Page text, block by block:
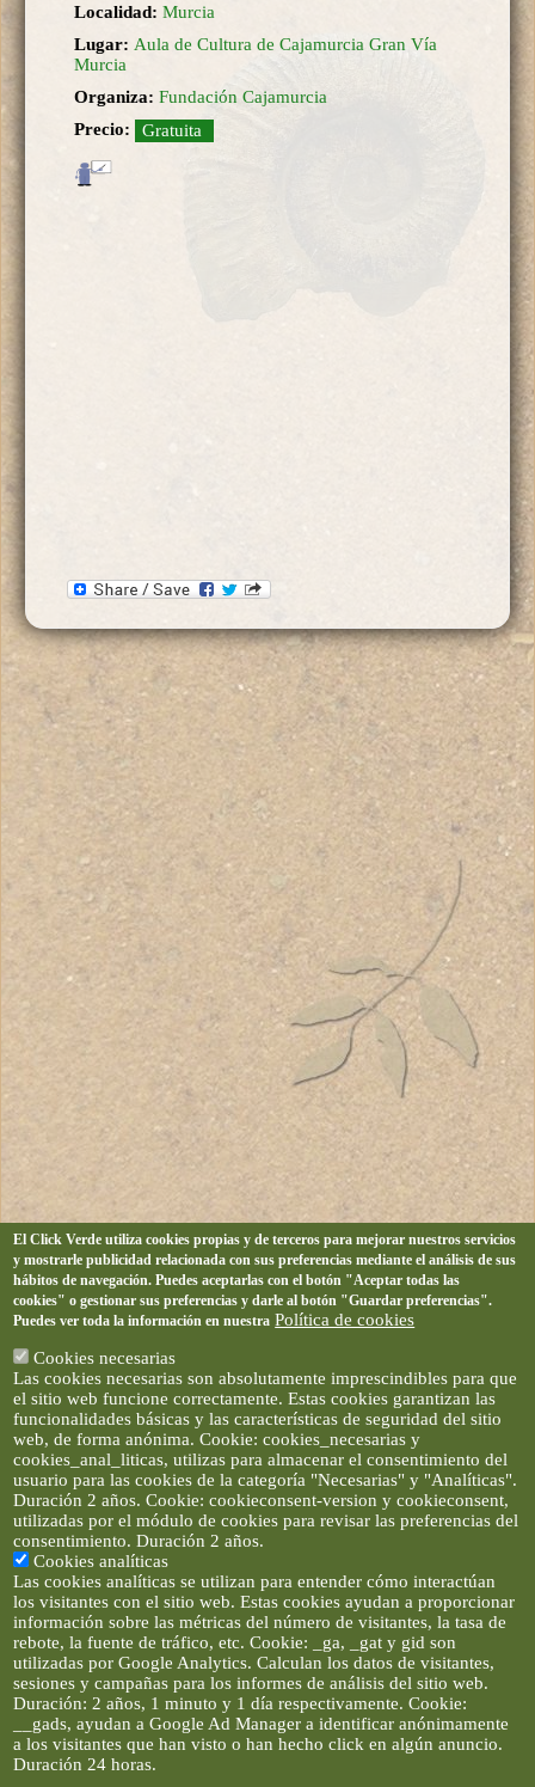
Localidad: Murcia
Lugar: Aula de Cultura de Cajamurcia Gran Vía
Murcia
Organiza: Fundación Cajamurcia
Precio:
Gratuita
El Click Verde utiliza cookies propias y de terceros para mejorar nuestros servicios
y mostrarle publicidad relacionada con sus preferencias mediante el análisis de sus
hábitos de navegación. Puedes aceptarlas con el botón "Aceptar todas las
cookies" o gestionar sus preferencias y darle al botón "Guardar preferencias".
Puedes ver toda la información en nuestra Política de cookies
Cookies necesarias
Las cookies necesarias son absolutamente imprescindibles para que
el sitio web funcione correctamente. Estas cookies garantizan las
funcionalidades básicas y las características de seguridad del sitio
web, de forma anónima. Cookie: cookies_necesarias y
cookies_anal_liticas, utilizas para almacenar el consentimiento del
usuario para las cookies de la categoría "Necesarias" y "Analíticas".
Duración 2 años. Cookie: cookieconsent-version y cookieconsent,
utilizadas por el módulo de cookies para revisar las preferencias del
consentimiento. Duración 2 años.
Cookies analíticas
Las cookies analíticas se utilizan para entender cómo interactúan
los visitantes con el sitio web. Estas cookies ayudan a proporcionar
información sobre las métricas del número de visitantes, la tasa de
rebote, la fuente de tráfico, etc. Cookie: _ga, _gat y gid son
utilizadas por Google Analytics. Calculan los datos de visitantes,
sesiones y campañas para los informes de análisis del sitio web.
Duración: 2 años, 1 minuto y 1 día respectivamente. Cookie:
__gads, ayudan a Google Ad Manager a identificar anónimamente
a los visitantes que han visto o han hecho click en algún anuncio.
Duración 24 horas.